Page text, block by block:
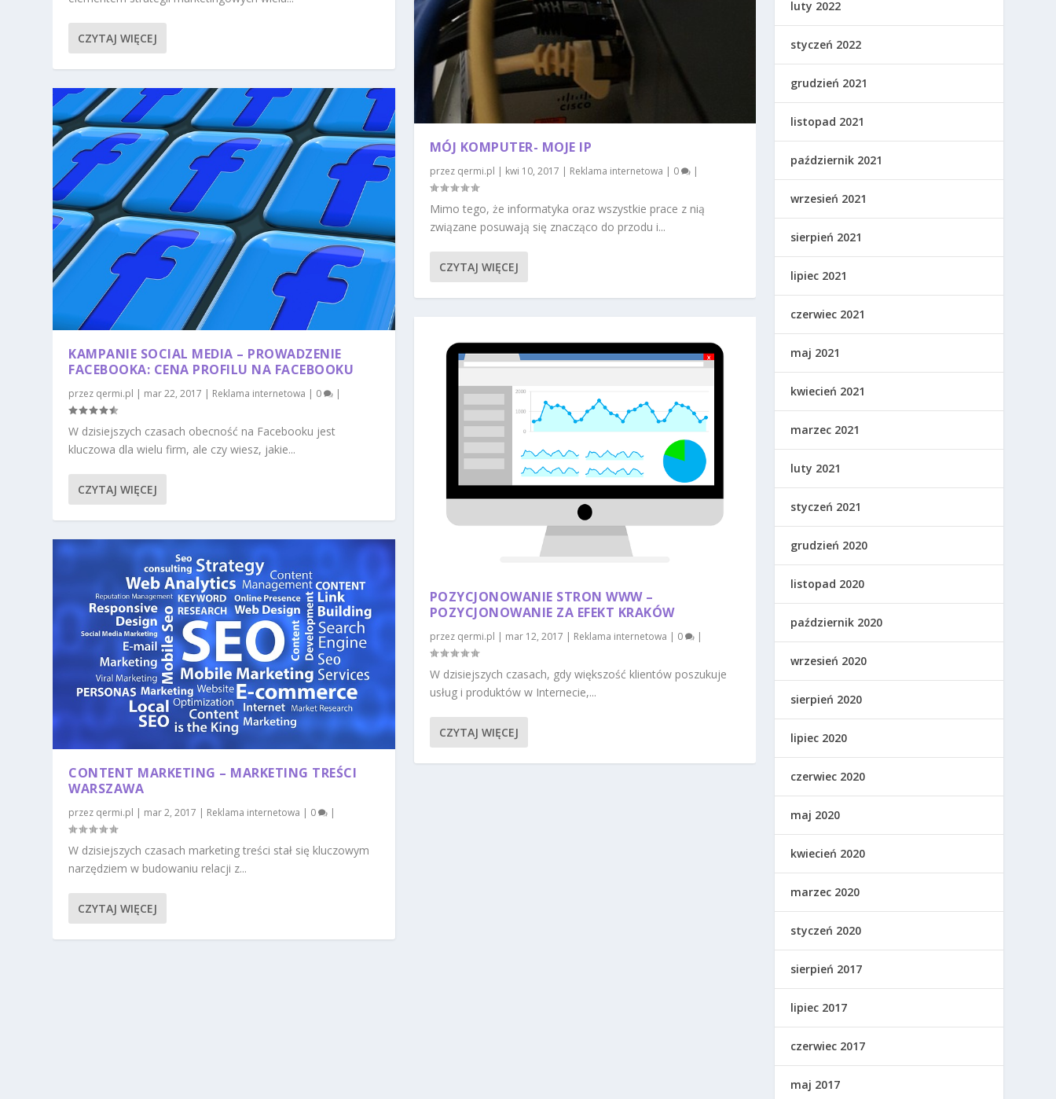
CZYTAJ WIĘCEJ
KAMPANIE SOCIAL MEDIA – PROWADZENIE
FACEBOOKA: CENA PROFILU NA FACEBOOKU
przez qermi.pl | mar 22, 2017 | Reklama internetowa | 0 |
W dzisiejszych czasach obecność na Facebooku jest
kluczowa dla wielu firm, ale czy wiesz, jakie...
CZYTAJ WIĘCEJ
CONTENT MARKETING – MARKETING TREŚCI
WARSZAWA
przez qermi.pl | mar 2, 2017 | Reklama internetowa | 0 |
W dzisiejszych czasach marketing treści stał się kluczowym
narzędziem w budowaniu relacji z...
CZYTAJ WIĘCEJ
MÓJ KOMPUTER- MOJE IP
przez qermi.pl | kwi 10, 2017 | Reklama internetowa | 0 |
Mimo tego, że informatyka oraz wszystkie prace z nią
związane posuwają się znacząco do przodu i...
CZYTAJ WIĘCEJ
POZYCJONOWANIE STRON WWW –
POZYCJONOWANIE ZA EFEKT KRAKÓW
przez qermi.pl | mar 12, 2017 | Reklama internetowa | 0 |
W dzisiejszych czasach, gdy większość klientów poszukuje
usług i produktów w Internecie,...
CZYTAJ WIĘCEJ
luty 2022
styczeń 2022
grudzień 2021
listopad 2021
październik 2021
wrzesień 2021
sierpień 2021
lipiec 2021
czerwiec 2021
maj 2021
kwiecień 2021
marzec 2021
luty 2021
styczeń 2021
grudzień 2020
listopad 2020
październik 2020
wrzesień 2020
sierpień 2020
lipiec 2020
czerwiec 2020
maj 2020
kwiecień 2020
marzec 2020
styczeń 2020
sierpień 2017
lipiec 2017
czerwiec 2017
maj 2017